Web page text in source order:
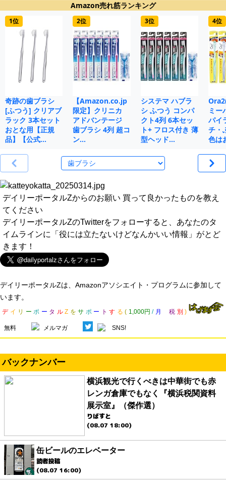
Amazon売れ筋ランキング
1位
奇跡の歯ブラシ
[ふつう] クリアブ
ラック 3本セット
おとな用【正規
品】【公式…
2位
【Amazon.co.jp
限定】クリニカ
アドバンテージ
歯ブラシ 4列 超コ
ン…
3位
システマ ハブラ
シ ふつう コンパ
クト4列 6本セッ
ト+ フロス付き 薄
型ヘッド…
4位
ミー
パイ
チ・
色は
デイリーポータルZからのお願い 買って良かったものを教え
てください
デイリーポータルZのTwitterをフォローすると、あなたのタ
イムラインに「役には立たないけどなんかいい情報」がとど
きます！
デイリーポータルZは、Amazonアソシエイト・プログラムに参加して
います。
デ イ リ ー ポ ー タ ル Z を サ ポ ー ト す る ( 1,000円 / 月 税 別 )
無料 メルマガ SNS!
バックナンバー
横浜観光で行くべきは中華街でも赤
レンガ倉庫でもなく『横浜税関資料
展示室』（傑作選）
りばすと
(08.07 18:00)
缶ビールのエレベーター
読者投稿
(08.07 16:00)